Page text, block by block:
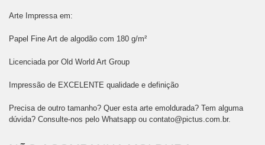
Arte Impressa em:
Papel Fine Art de algodão com 180 g/m²
Licenciada por Old World Art Group
Impressão de EXCELENTE qualidade e definição
Precisa de outro tamanho? Quer esta arte emoldurada? Tem alguma
dúvida? Consulte-nos pelo Whatsapp ou contato@pictus.com.br.